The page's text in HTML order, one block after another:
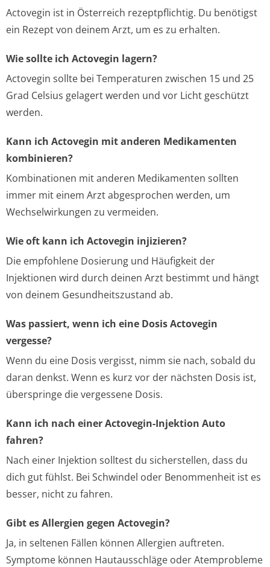
Actovegin ist in Österreich rezeptpflichtig. Du benötigst
ein Rezept von deinem Arzt, um es zu erhalten.
Wie sollte ich Actovegin lagern?
Actovegin sollte bei Temperaturen zwischen 15 und 25
Grad Celsius gelagert werden und vor Licht geschützt
werden.
Kann ich Actovegin mit anderen Medikamenten
kombinieren?
Kombinationen mit anderen Medikamenten sollten
immer mit einem Arzt abgesprochen werden, um
Wechselwirkungen zu vermeiden.
Wie oft kann ich Actovegin injizieren?
Die empfohlene Dosierung und Häufigkeit der
Injektionen wird durch deinen Arzt bestimmt und hängt
von deinem Gesundheitszustand ab.
Was passiert, wenn ich eine Dosis Actovegin
vergesse?
Wenn du eine Dosis vergisst, nimm sie nach, sobald du
daran denkst. Wenn es kurz vor der nächsten Dosis ist,
überspringe die vergessene Dosis.
Kann ich nach einer Actovegin-Injektion Auto
fahren?
Nach einer Injektion solltest du sicherstellen, dass du
dich gut fühlst. Bei Schwindel oder Benommenheit ist es
besser, nicht zu fahren.
Gibt es Allergien gegen Actovegin?
Ja, in seltenen Fällen können Allergien auftreten.
Symptome können Hautausschläge oder Atemprobleme